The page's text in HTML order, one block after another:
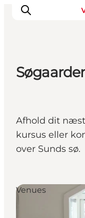
Kunstlandet
Se og oplev
Find vej
Afhold dit
kursus eller
over Sunds sø.
Venues